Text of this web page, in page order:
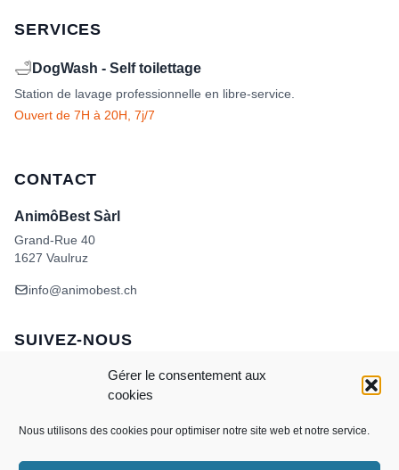
Gérer le consentement aux
cookies
Nous utilisons des cookies pour optimiser notre site web et notre service.
SERVICES
🛁 DogWash - Self toilettage
Station de lavage professionnelle en libre-service.
Ouvert de 7H à 20H, 7j/7
CONTACT
AnimôBest Sàrl
Grand-Rue 40
1627 Vaulruz
info@animobest.ch
SUIVEZ-NOUS